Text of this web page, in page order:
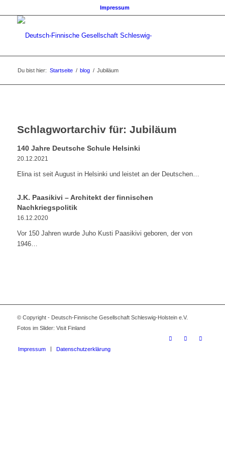
Impressum
Du bist hier: Startseite / blog / Jubiläum
Schlagwortarchiv für: Jubiläum
140 Jahre Deutsche Schule Helsinki
20.12.2021
Elina ist seit August in Helsinki und leistet an der Deutschen…
J.K. Paasikivi – Architekt der finnischen
Nachkriegspolitik
16.12.2020
Vor 150 Jahren wurde Juho Kusti Paasikivi geboren, der von
1946…
© Copyright - Deutsch-Finnische Gesellschaft Schleswig-Holstein e.V.
Fotos im Slider: Visit Finland
Impressum Datenschutzerklärung